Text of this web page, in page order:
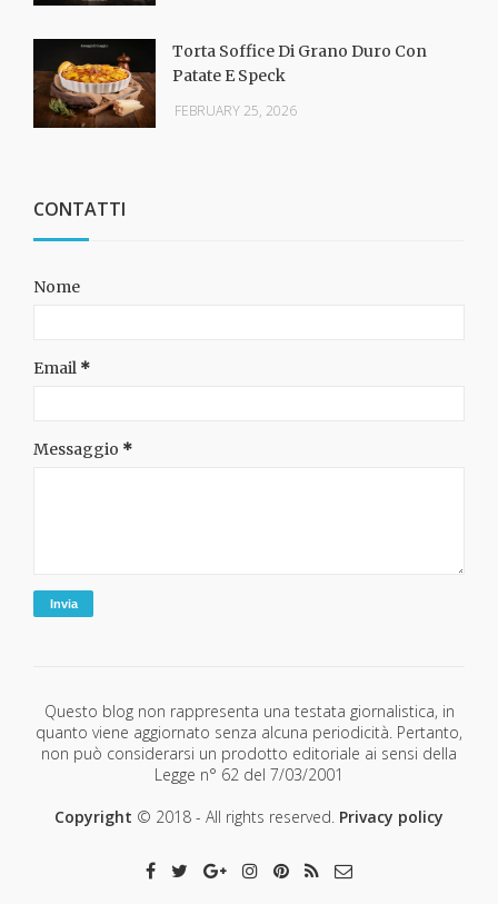
Torta Soffice Di Grano Duro Con
Patate E Speck
FEBRUARY 25, 2026
CONTATTI
Nome
Email *
Messaggio *
Questo blog non rappresenta una testata giornalistica, in
quanto viene aggiornato senza alcuna periodicità. Pertanto,
non può considerarsi un prodotto editoriale ai sensi della
Legge n° 62 del 7/03/2001
Copyright © 2018 - All rights reserved. Privacy policy